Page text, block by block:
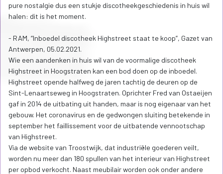
pure nostalgie dus een stukje discotheekgeschiedenis in huis wil
halen: dit is het moment.
- RAM, “Inboedel discotheek Highstreet staat te koop”, Gazet van
Antwerpen, 05.02.2021.
Wie een aandenken in huis wil van de voormalige discotheek
Highstreet in Hoogstraten kan een bod doen op de inboedel.
Highstreet opende halfweg de jaren tachtig de deuren op de
Sint-Lenaartseweg in Hoogstraten. Oprichter Fred van Ostaeijen
gaf in 2014 de uitbating uit handen, maar is nog eigenaar van het
gebouw. Het coronavirus en de gedwongen sluiting betekende in
september het faillissement voor de uitbatende vennootschap
van Highstreet.
Via de website van Troostwijk, dat industriële goederen veilt,
worden nu meer dan 180 spullen van het interieur van Highstreet
per opbod verkocht. Naast meubilair worden ook onder andere